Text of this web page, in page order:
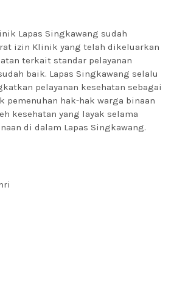
Lapas Singkawang sudah
izin Klinik yang telah dikeluarkan
terkait standar pelayanan
baik. Lapas Singkawang selalu
pelayanan kesehatan sebagai
pemenuhan hak-hak warga binaan
kesehatan yang layak selama
di dalam Lapas Singkawang.